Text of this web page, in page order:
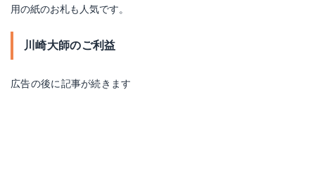
用の紙のお札も人気です。
川崎大師のご利益
広告の後に記事が続きます